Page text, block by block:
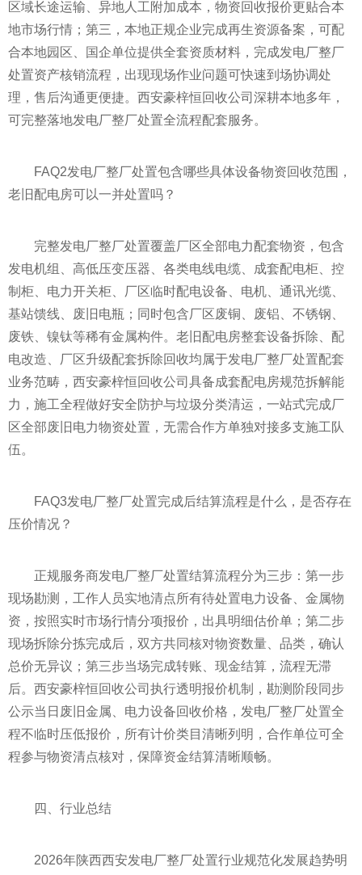
区域长途运输、异地人工附加成本，物资回收报价更贴合本
地市场行情；第三，本地正规企业完成再生资源备案，可配
合本地园区、国企单位提供全套资质材料，完成发电厂整厂
处置资产核销流程，出现现场作业问题可快速到场协调处
理，售后沟通更便捷。西安豪梓恒回收公司深耕本地多年，
可完整落地发电厂整厂处置全流程配套服务。
FAQ2发电厂整厂处置包含哪些具体设备物资回收范围，
老旧配电房可以一并处置吗？
完整发电厂整厂处置覆盖厂区全部电力配套物资，包含
发电机组、高低压变压器、各类电线电缆、成套配电柜、控
制柜、电力开关柜、厂区临时配电设备、电机、通讯光缆、
基站馈线、废旧电瓶；同时包含厂区废铜、废铝、不锈钢、
废铁、镍钛等稀有金属构件。老旧配电房整套设备拆除、配
电改造、厂区升级配套拆除回收均属于发电厂整厂处置配套
业务范畴，西安豪梓恒回收公司具备成套配电房规范拆解能
力，施工全程做好安全防护与垃圾分类清运，一站式完成厂
区全部废旧电力物资处置，无需合作方单独对接多支施工队
伍。
FAQ3发电厂整厂处置完成后结算流程是什么，是否存在
压价情况？
正规服务商发电厂整厂处置结算流程分为三步：第一步
现场勘测，工作人员实地清点所有待处置电力设备、金属物
资，按照实时市场行情分项报价，出具明细估价单；第二步
现场拆除分拣完成后，双方共同核对物资数量、品类，确认
总价无异议；第三步当场完成转账、现金结算，流程无滞
后。西安豪梓恒回收公司执行透明报价机制，勘测阶段同步
公示当日废旧金属、电力设备回收价格，发电厂整厂处置全
程不临时压低报价，所有计价类目清晰列明，合作单位可全
程参与物资清点核对，保障资金结算清晰顺畅。
四、行业总结
2026年陕西西安发电厂整厂处置行业规范化发展趋势明